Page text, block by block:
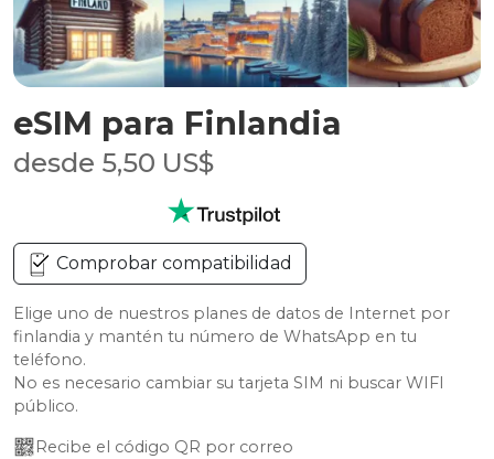
eSIM para Finlandia
desde 5,50 US$
Comprobar compatibilidad
Elige uno de nuestros planes de datos de Internet por
finlandia y mantén tu número de WhatsApp en tu
teléfono.
No es necesario cambiar su tarjeta SIM ni buscar WIFI
público.
Recibe el código QR por correo